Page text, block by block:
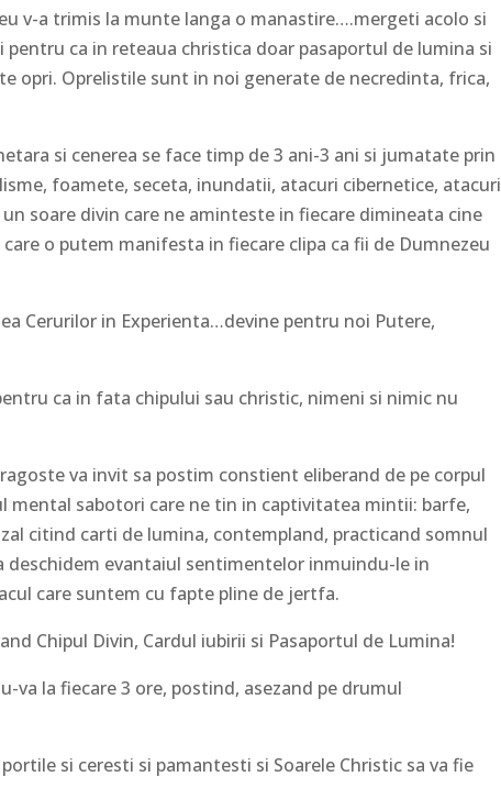
v-a trimis la munte langa o manastire….mergeti acolo si
ca in reteaua christica doar pasaportul de lumina si
opri. Oprelistile sunt in noi generate de necredinta, frica,
si cenerea se face timp de 3 ani-3 ani si jumatate prin
foamete, seceta, inundatii, atacuri cibernetice, atacuri
soare divin care ne aminteste in fiecare dimineata cine
o putem manifesta in fiecare clipa ca fii de Dumnezeu
Cerurilor in Experienta…devine pentru noi Putere,
ca in fata chipului sau christic, nimeni si nimic nu
va invit sa postim constient eliberand de pe corpul
mental sabotori care ne tin in captivitatea mintii: barfe,
citind carti de lumina, contempland, practicand somnul
deschidem evantaiul sentimentelor inmuindu-le in
care suntem cu fapte pline de jertfa.
Chipul Divin, Cardul iubirii si Pasaportul de Lumina!
va la fiecare 3 ore, postind, asezand pe drumul
si ceresti si pamantesti si Soarele Christic sa va fie